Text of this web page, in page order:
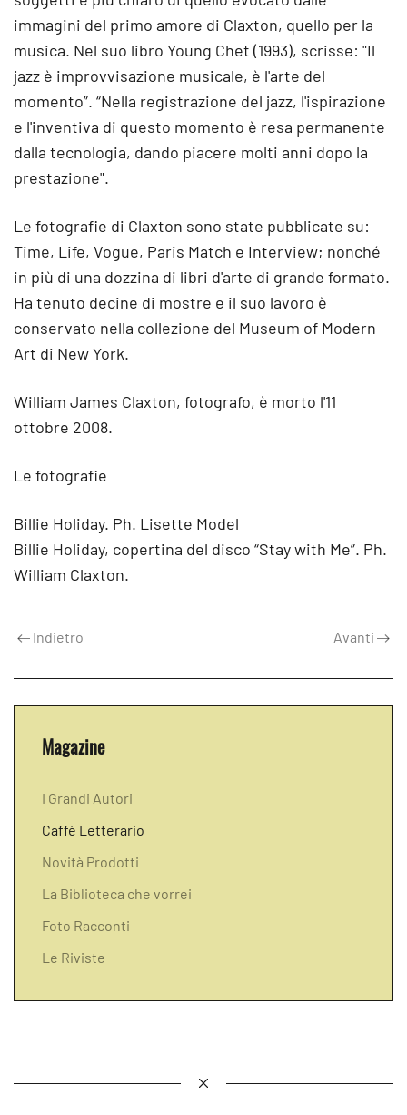
immagini del primo amore di Claxton, quello per la
musica. Nel suo libro Young Chet (1993), scrisse: "Il
jazz è improvvisazione musicale, è l'arte del
momento”. “Nella registrazione del jazz, l'ispirazione
e l'inventiva di questo momento è resa permanente
dalla tecnologia, dando piacere molti anni dopo la
prestazione".
Le fotografie di Claxton sono state pubblicate su:
Time, Life, Vogue, Paris Match e Interview; nonché
in più di una dozzina di libri d'arte di grande formato.
Ha tenuto decine di mostre e il suo lavoro è
conservato nella collezione del Museum of Modern
Art di New York.
William James Claxton, fotografo, è morto l'11
ottobre 2008.
Le fotografie
Billie Holiday. Ph. Lisette Model
Billie Holiday, copertina del disco “Stay with Me”. Ph.
William Claxton.
Indietro Avanti
Magazine
I Grandi Autori
Caffè Letterario
Novità Prodotti
La Biblioteca che vorrei
Foto Racconti
Le Riviste